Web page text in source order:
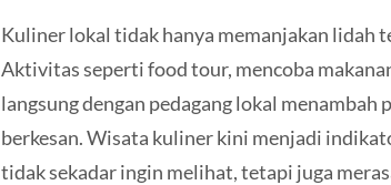
Kuliner lokal tidak hanya memanjakan lidah
Aktivitas seperti food tour, mencoba
langsung dengan pedagang lokal
berkesan. Wisata kuliner kini menjadi
tidak sekadar ingin melihat, tetapi juga